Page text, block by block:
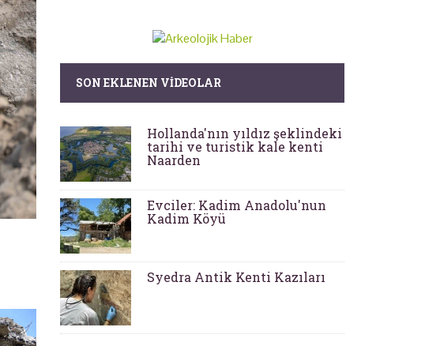
SON EKLENEN VIDEOLAR
Hollanda'nın yıldız şeklindeki
tarihi ve turistik kale kenti
Naarden
Evciler: Kadim Anadolu'nun
Kadim Köyü
Syedra Antik Kenti Kazıları